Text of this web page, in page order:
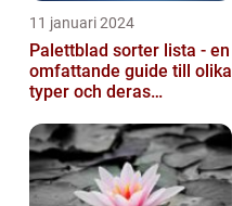
11 januari 2024
Palettblad sorter lista - en
omfattande guide till olika
typer och deras